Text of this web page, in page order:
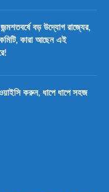
বড় উদ্যোগ রাজ্যের,
কারা আছেন এই
করুন, ধাপে ধাপে সহজ